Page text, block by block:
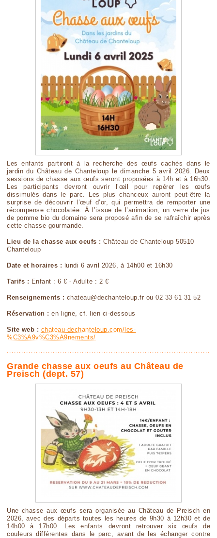
Les enfants partiront à la recherche des œufs cachés dans le
jardin du Château de Chanteloup le dimanche 5 avril 2026. Deux
sessions de chasse aux œufs seront proposées à 14h et à 16h30.
Les participants devront ouvrir l’œil pour repérer les œufs
dissimulés dans le parc. Les plus chanceux auront peut-être la
surprise de découvrir l’œuf d’or, qui permettra de remporter une
récompense chocolatée. À l’issue de l’animation, un verre de jus
de pomme bio du domaine sera proposé afin de se rafraîchir après
cette chasse gourmande.
Lieu de la chasse aux oeufs : Château de Chanteloup 50510
Chanteloup
Date et horaires : lundi 6 avril 2026, à 14h00 et 16h30
Tarifs : Enfant : 6 € - Adulte : 2 €
Renseignements : chateau@dechanteloup.fr ou 02 33 61 31 52
Réservation : en ligne, cf. lien ci-dessous
Site web : chateau-dechanteloup.com/les-
%C3%A9v%C3%A9nements/
Grande chasse aux oeufs au Château de
Preisch (dept. 57)
Une chasse aux œufs sera organisée au Château de Preisch en
2026, avec des départs toutes les heures de 9h30 à 12h30 et de
14h00 à 17h00. Les enfants devront retrouver six œufs de
couleurs différentes dans le parc, avant de les échanger contre